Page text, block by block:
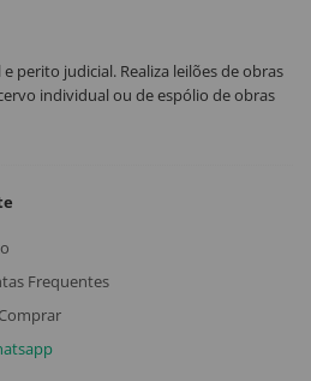
perito judicial. Realiza leilões de obras
individual ou de espólio de obras
Frequentes